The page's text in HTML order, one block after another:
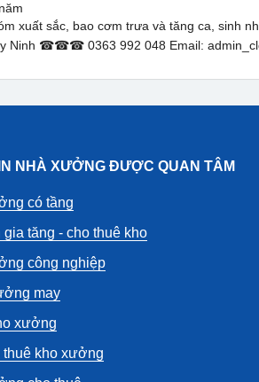
xuất sắc, bao cơm trưa và tăng ca, sinh
Ninh ☎☎☎ 0363 992 048 Email:
NHÀ XƯỞNG ĐƯỢC QUAN TÂM
có tầng
gia tăng - cho thuê kho
công nghiệp
may
xưởng
thuê kho xưởng